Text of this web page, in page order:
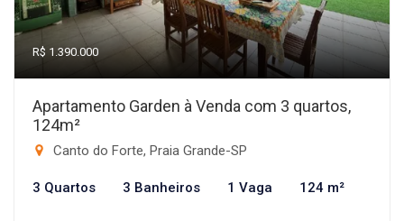
R$ 1.390.000
Apartamento Garden à Venda com 3 quartos,
124m²
Canto do Forte, Praia Grande-SP
3 Quartos 3 Banheiros 1 Vaga 124 m²